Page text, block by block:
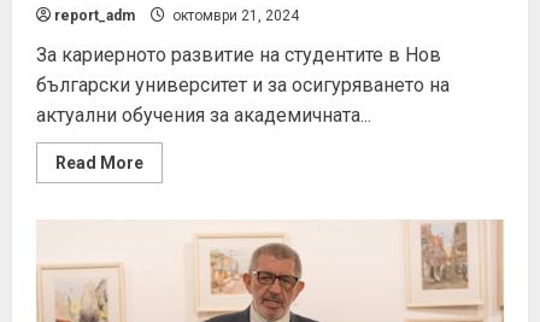
report_adm октомври 21, 2024
За кариерното развитие на студентите в Нов
български университет и за осигуряването на
актуални обучения за академичната...
Read More